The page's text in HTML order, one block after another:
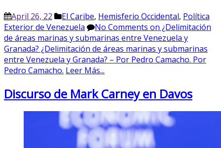
April 26, 22 El Caribe, Hemisferio Occidental, Política
Exterior de Venezuela
No Comments on ¿Delimitación
de áreas marinas y submarinas entre Venezuela y
Granada? ¿Delimitación de áreas marinas y submarinas
entre Venezuela y Granada? – Por Pedro Camacho. Por
Pedro Camacho. Leer Más...
Discurso de Mark Carney en Davos